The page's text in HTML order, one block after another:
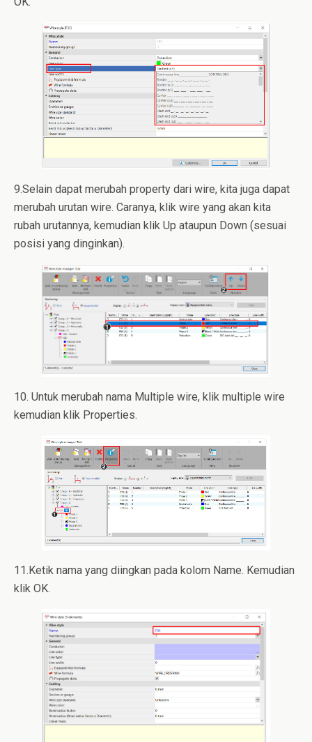
9.Selain dapat merubah property dari wire, kita juga dapat
merubah urutan wire. Caranya, klik wire yang akan kita
rubah urutannya, kemudian klik Up ataupun Down (sesuai
posisi yang dinginkan).
10. Untuk merubah nama Multiple wire, klik multiple wire
kemudian klik Properties.
11.Ketik nama yang diingkan pada kolom Name. Kemudian
klik OK.